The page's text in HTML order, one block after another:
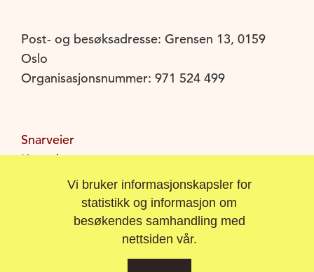
Vi bruker informasjonskapsler for
statistikk og informasjon om
besøkendes samhandling med
nettsiden vår.
Post- og besøksadresse: Grensen 13, 0159
Oslo
Organisasjonsnummer: 971 524 499
Snarveier
Kunnskap
Vårt arbeid